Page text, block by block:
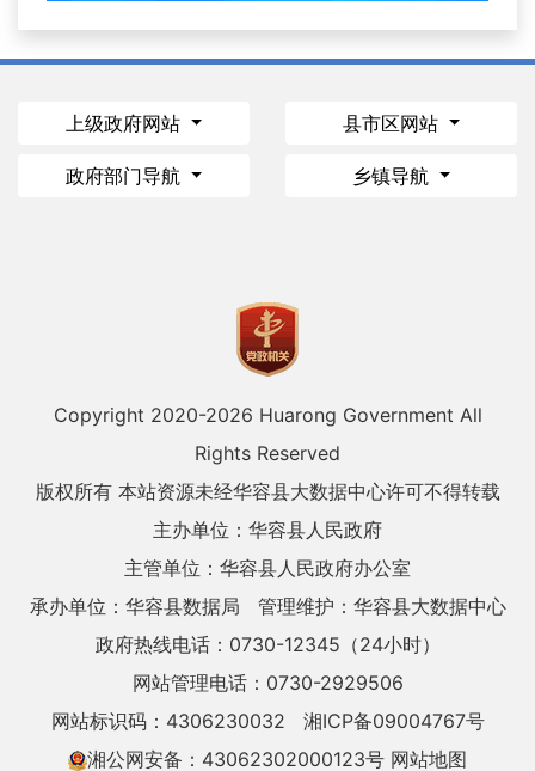
上级政府网站 县市区网站
政府部门导航 乡镇导航
Copyright 2020-2026 Huarong Government All
Rights Reserved
版权所有 本站资源未经华容县大数据中心许可不得转载
主办单位：华容县人民政府
主管单位：华容县人民政府办公室
承办单位：华容县数据局
管理维护：华容县大数据中心
政府热线电话：0730-12345（24小时）
网站管理电话：0730-2929506
网站标识码：4306230032
湘ICP备09004767号
湘公网安备：43062302000123号 网站地图